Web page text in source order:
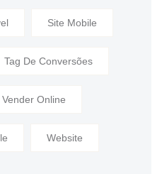
Site Mobile
Tag De Conversões
Vender Online
Website